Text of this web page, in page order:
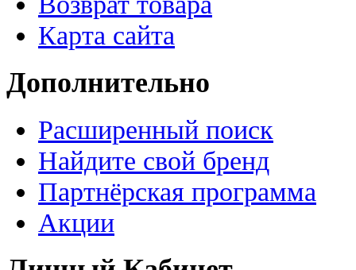
Карта сайта
Дополнительно
Расширенный поиск
Найдите свой бренд
Партнёрская программа
Акции